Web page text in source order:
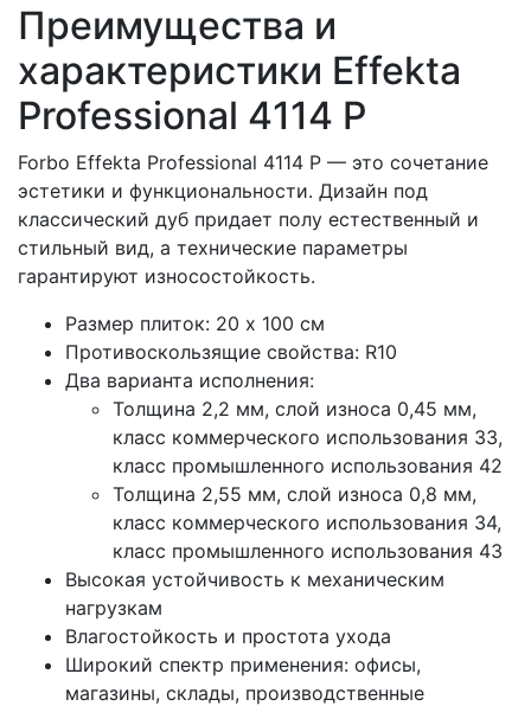
Преимущества и
характеристики Effekta
Professional 4114 P
Forbo Effekta Professional 4114 P — это сочетание
эстетики и функциональности. Дизайн под
классический дуб придает полу естественный и
стильный вид, а технические параметры
гарантируют износостойкость.
Размер плиток: 20 х 100 см
Противоскользящие свойства: R10
Два варианта исполнения:
Толщина 2,2 мм, слой износа 0,45 мм,
класс коммерческого использования 33,
класс промышленного использования 42
Толщина 2,55 мм, слой износа 0,8 мм,
класс коммерческого использования 34,
класс промышленного использования 43
Высокая устойчивость к механическим
нагрузкам
Влагостойкость и простота ухода
Широкий спектр применения: офисы,
магазины, склады, производственные